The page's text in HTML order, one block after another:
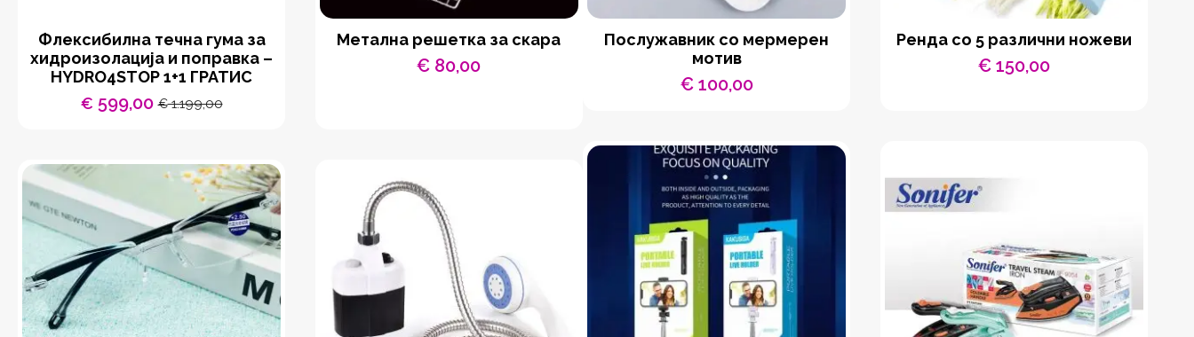
Флексибилна течна гума за
хидроизолација и поправка –
HYDRO4STOP 1+1 ГРАТИС
€1.199,00
Original
€ 1.199,00.
€ 599,00Current
€ 599,00.
Метална решетка за скара
€ 80,00
Послужавник со мермерен
мотив
€100,00
Ренда со 5 различни ножеви
€150,00